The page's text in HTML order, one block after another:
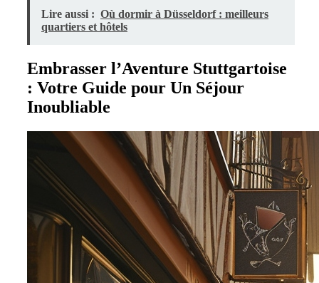
Lire aussi : Où dormir à Düsseldorf : meilleurs
quartiers et hôtels
Embrasser l’Aventure Stuttgartoise
: Votre Guide pour Un Séjour
Inoubliable